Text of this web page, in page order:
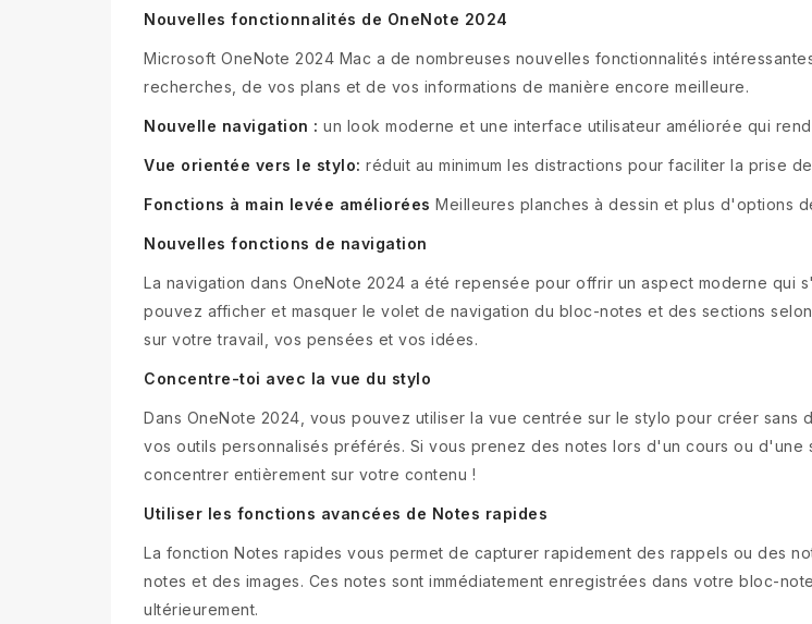
Nouvelles fonctionnalités de OneNote 2024
Microsoft OneNote 2024 Mac a de nombreuses nouvelles fonctionnalités
recherches, de vos plans et de vos informations de manière encore meilleure.
Nouvelle navigation : un look moderne et une interface utilisateur améliorée qui
Vue orientée vers le stylo: réduit au minimum les distractions pour faciliter la prise
Fonctions à main levée améliorées Meilleures planches à dessin et plus d'options
Nouvelles fonctions de navigation
La navigation dans OneNote 2024 a été repensée pour offrir un aspect moderne qui
pouvez afficher et masquer le volet de navigation du bloc-notes et des sections
sur votre travail, vos pensées et vos idées.
Concentre-toi avec la vue du stylo
Dans OneNote 2024, vous pouvez utiliser la vue centrée sur le stylo pour créer
vos outils personnalisés préférés. Si vous prenez des notes lors d'un cours ou d'une
concentrer entièrement sur votre contenu !
Utiliser les fonctions avancées de Notes rapides
La fonction Notes rapides vous permet de capturer rapidement des rappels ou des
notes et des images. Ces notes sont immédiatement enregistrées dans votre bloc-
ultérieurement.